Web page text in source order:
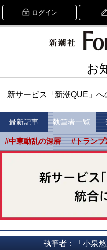
ログイン
お
新サービス「新潮QUE」へ
最新記事 執筆者一覧
#中東動乱の深層 #トランプ
執筆者：「小泉